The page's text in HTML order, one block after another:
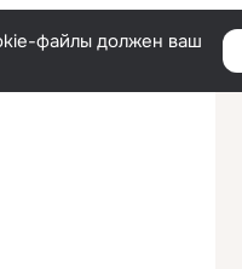
файлы должен ваш